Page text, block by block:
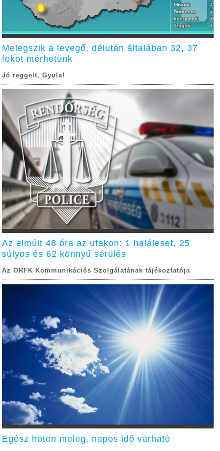
Melegszik a levegő, délután általában 32, 37
fokot mérhetünk
Jó reggelt, Gyula!
Az elmúlt 48 óra az utakon: 1 haláleset, 25
súlyos és 62 könnyű sérülés
Az ORFK Kommunikációs Szolgálatának tájékoztatója
Egész héten meleg, napos idő várható